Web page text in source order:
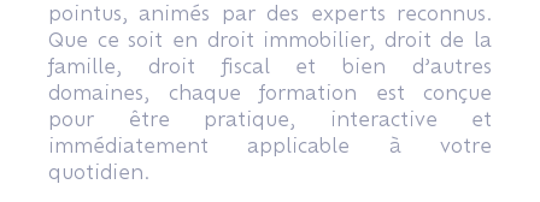
pointus, animés par des experts reconnus.
Que ce soit en droit immobilier, droit de la
famille, droit fiscal et bien d’autres
domaines, chaque formation est conçue
pour être pratique, interactive et
immédiatement applicable à votre
quotidien.